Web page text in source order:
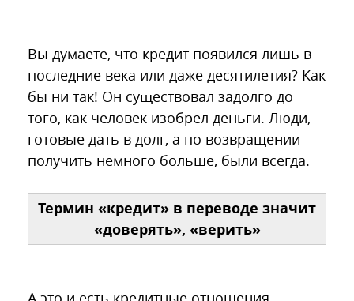
Вы думаете, что кредит появился лишь в
последние века или даже десятилетия? Как
бы ни так! Он существовал задолго до
того, как человек изобрел деньги. Люди,
готовые дать в долг, а по возвращении
получить немного больше, были всегда.
Термин «кредит» в переводе значит
«доверять», «верить»